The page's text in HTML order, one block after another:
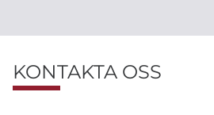
KONTAKTA OSS